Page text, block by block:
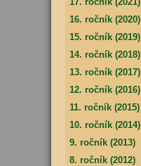
16. ročník (2020)
15. ročník (2019)
14. ročník (2018)
13. ročník (2017)
12. ročník (2016)
11. ročník (2015)
10. ročník (2014)
9. ročník (2013)
8. ročník (2012)